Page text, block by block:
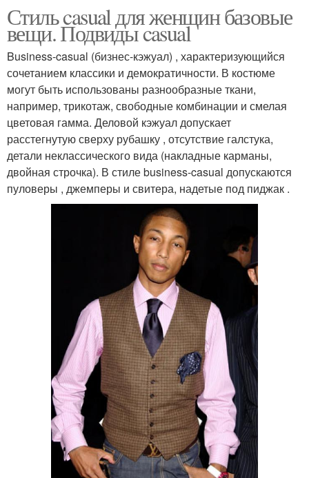
Стиль casual для женщин базовые
вещи. Подвиды casual
Business-casual (бизнес-кэжуал) , характеризующийся
сочетанием классики и демократичности. В костюме
могут быть использованы разнообразные ткани,
например, трикотаж, свободные комбинации и смелая
цветовая гамма. Деловой кэжуал допускает
расстегнутую сверху рубашку , отсутствие галстука,
детали неклассического вида (накладные карманы,
двойная строчка). В стиле business-casual допускаются
пуловеры , джемперы и свитера, надетые под пиджак .